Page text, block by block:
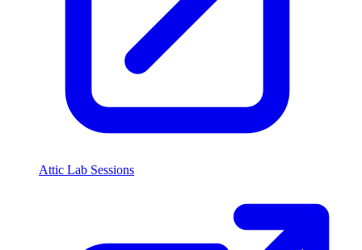
Attic Lab Sessions